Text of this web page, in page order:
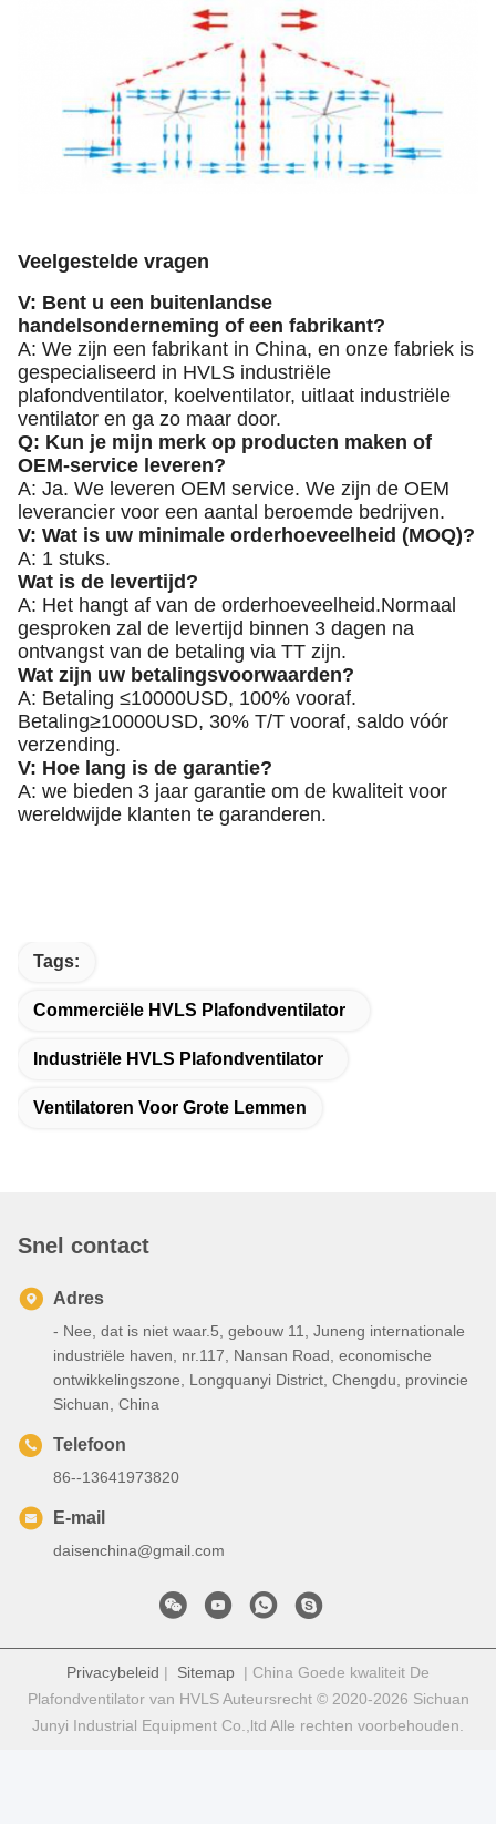
Veelgestelde vragen
V: Bent u een buitenlandse
handelsonderneming of een fabrikant?
A: We zijn een fabrikant in China, en onze fabriek is
gespecialiseerd in HVLS industriële
plafondventilator, koelventilator, uitlaat industriële
ventilator en ga zo maar door.
Q: Kun je mijn merk op producten maken of
OEM-service leveren?
A: Ja. We leveren OEM service. We zijn de OEM
leverancier voor een aantal beroemde bedrijven.
V: Wat is uw minimale orderhoeveelheid (MOQ)?
A: 1 stuks.
Wat is de levertijd?
A: Het hangt af van de orderhoeveelheid.Normaal
gesproken zal de levertijd binnen 3 dagen na
ontvangst van de betaling via TT zijn.
Wat zijn uw betalingsvoorwaarden?
A: Betaling ≤10000USD, 100% vooraf.
Betaling≥10000USD, 30% T/T vooraf, saldo vóór
verzending.
V: Hoe lang is de garantie?
A: we bieden 3 jaar garantie om de kwaliteit voor
wereldwijde klanten te garanderen.
Tags:
Commerciële HVLS Plafondventilator
Industriële HVLS Plafondventilator
Ventilatoren Voor Grote Lemmen
Snel contact
Adres
- Nee, dat is niet waar.5, gebouw 11, Juneng internationale
industriële haven, nr.117, Nansan Road, economische
ontwikkelingszone, Longquanyi District, Chengdu, provincie
Sichuan, China
Telefoon
86--13641973820
E-mail
daisenchina@gmail.com
Privacybeleid | Sitemap | China Goede kwaliteit De
Plafondventilator van HVLS Auteursrecht © 2020-2026 Sichuan
Junyi Industrial Equipment Co.,ltd Alle rechten voorbehouden.